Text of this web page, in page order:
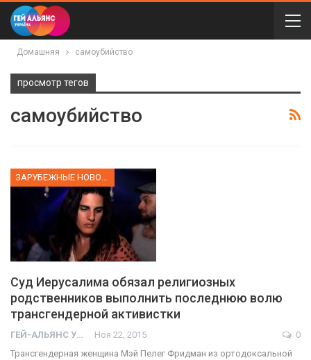
Домашняя самоубийство
просмотр тегов
самоубийство
Суд Иерусалима обязал религиозных
родственников выполнить последнюю волю
трансгендерной активистки
ГЕЙ-АЛЬЯНС УКРАИНА Ноя 22, 2015
0
Трансгендерная женщина Мэй Пелег Фридман из ортодоксальной